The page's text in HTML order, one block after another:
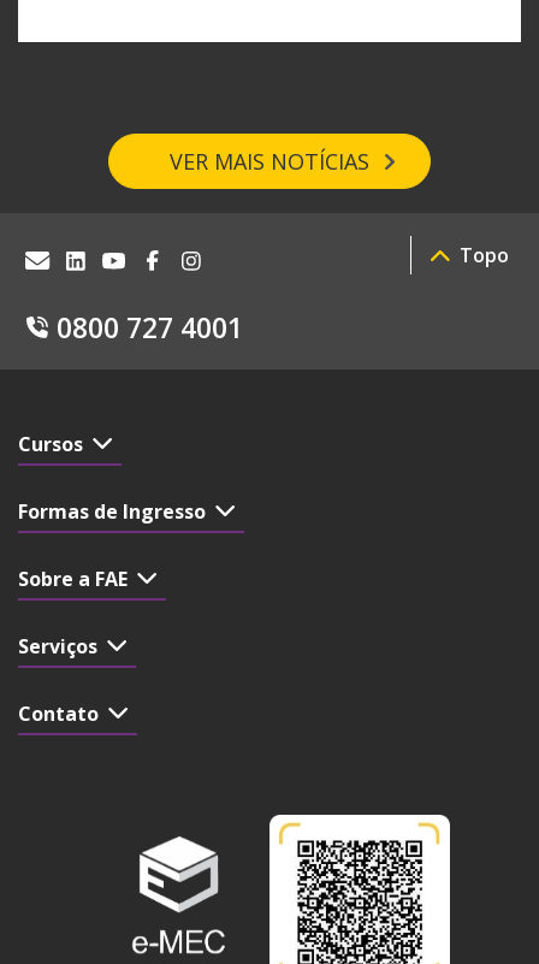
VER MAIS NOTÍCIAS
0800 727 4001
Topo
Cursos
Formas de Ingresso
Sobre a FAE
Serviços
Contato